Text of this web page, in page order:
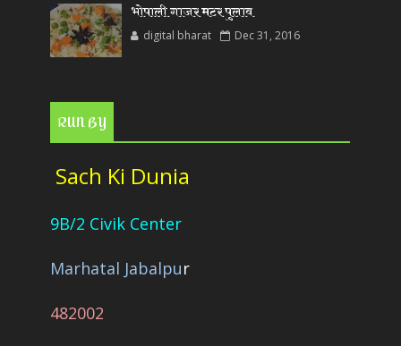
भोपाली गाजर मटर पुलाव
digital bharat Dec 31, 2016
RUN BY
Sach Ki Dunia
9B/2 Civik Center
Marhatal Jabalpur
482002